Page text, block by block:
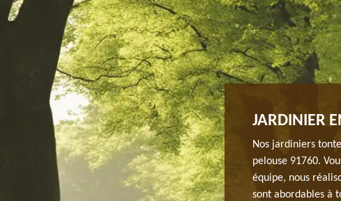
D’UNE POSE DE PELOUSE
pelouse à Itteville, l’équipe de notre entreprise JH
pose de pelouse et tous autres travaux de jardinage.
qualité pour toute demande. Nos services sont
professionnels ou institutions, nous disposons
JARDINIER
Nos jardiniers
pelouse 91760.
équipe, nous
sont abordables à